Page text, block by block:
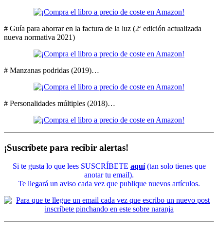
# Guía para ahorrar en la factura de la luz (2ª edición actualizada
nueva normativa 2021)
# Manzanas podridas (2019)…
# Personalidades múltiples (2018)…
¡Suscríbete para recibir alertas!
Si te gusta lo que lees SUSCRÍBETE aquí(tan solo tienes que
anotar tu email).
Te llegará un aviso cada vez que publique nuevos artículos.